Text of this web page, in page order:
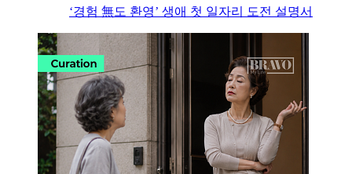
‘경험 無도 환영’ 생애 첫 일자리 도전 설명서